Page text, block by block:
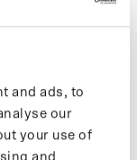
and ads, to
our
your use of
and
entièrement
dans la
un poncho
en scooter